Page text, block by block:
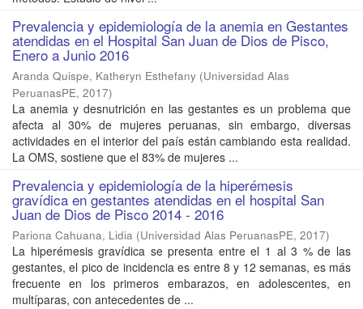
Prevalencia y epidemiología de la anemia en Gestantes
atendidas en el Hospital San Juan de Dios de Pisco,
Enero a Junio 2016
Aranda Quispe, Katheryn Esthefany (Universidad Alas
PeruanasPE, 2017)
La anemia y desnutrición en las gestantes es un problema que
afecta al 30% de mujeres peruanas, sin embargo, diversas
actividades en el interior del país están cambiando esta realidad.
La OMS, sostiene que el 83% de mujeres ...
Prevalencia y epidemiología de la hiperémesis
gravídica en gestantes atendidas en el hospital San
Juan de Dios de Pisco 2014 - 2016
Pariona Cahuana, Lidia (Universidad Alas PeruanasPE, 2017)
La hiperémesis gravídica se presenta entre el 1 al 3 % de las
gestantes, el pico de incidencia es entre 8 y 12 semanas, es más
frecuente en los primeros embarazos, en adolescentes, en
multíparas, con antecedentes de ...